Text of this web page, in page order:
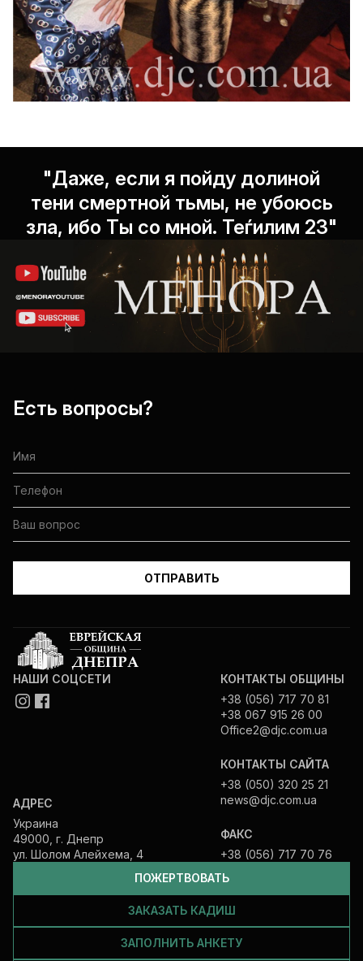
"Даже, если я пойду долиной
тени смертной тьмы, не убоюсь
зла, ибо Ты со мной. Теѓилим 23"
Есть вопросы?
ПОЖЕРТВОВАТЬ
ЗАКАЗАТЬ КАДИШ
ЗАПОЛНИТЬ АНКЕТУ
НАШИ СОЦСЕТИ
АДРЕС
Украина
49000, г. Днепр
ул. Шолом Алейхема, 4
КОНТАКТЫ ОБЩИНЫ
+38 (056) 717 70 81
+38 067 915 26 00
Office2@djc.com.ua
КОНТАКТЫ САЙТА
+38 (050) 320 25 21
news@djc.com.ua
ФАКС
+38 (056) 717 70 76